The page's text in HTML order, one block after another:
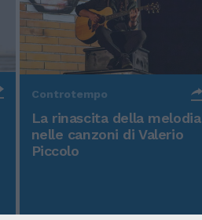
Controtempo
La rinascita della melodia
nelle canzoni di Valerio
Piccolo